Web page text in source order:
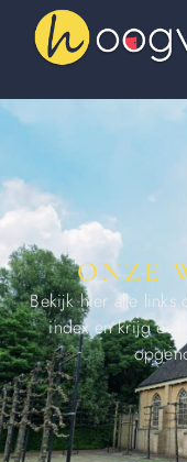
ONZE
Bekijk hier alle links
index en krijg een